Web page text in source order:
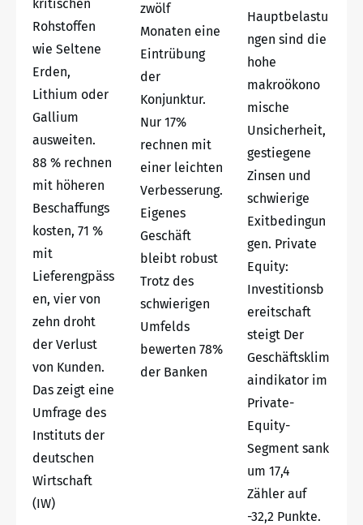
kritischen
Rohstoffen
wie Seltene
Erden,
Lithium oder
Gallium
ausweiten.
88 % rechnen
mit höheren
Beschaffungs
kosten, 71 %
mit
Lieferengpäss
en, vier von
zehn droht
der Verlust
von Kunden.
Das zeigt eine
Umfrage des
Instituts der
deutschen
Wirtschaft
(IW)
zwölf
Monaten eine
Eintrübung
der
Konjunktur.
Nur 17%
rechnen mit
einer leichten
Verbesserung.
Eigenes
Geschäft
bleibt robust
Trotz des
schwierigen
Umfelds
bewerten 78%
der Banken
Hauptbelastu
ngen sind die
hohe
makroökono
mische
Unsicherheit,
gestiegene
Zinsen und
schwierige
Exitbedingun
gen. Private
Equity:
Investitionsb
ereitschaft
steigt Der
Geschäftsklim
aindikator im
Private-
Equity-
Segment sank
um 17,4
Zähler auf
-32,2 Punkte.